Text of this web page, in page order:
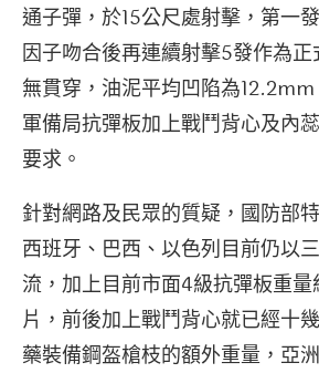
通子彈，於15公尺處射擊，第一
因子吻合後再連續射擊5發作為
無貫穿，油泥平均凹陷為
軍備局抗彈板加上戰鬥背心及內
要求。
針對網路及民眾的質疑，國防部
西班牙、巴西、以色列目前仍以
流，加上目前市面4級抗彈板重
片，前後加上戰鬥背心就已經十
藥裝備鋼盔槍枝的額外重量，亞